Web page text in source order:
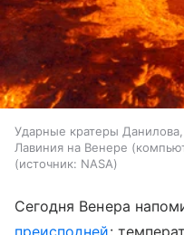
Ударные кратеры
Лавиния на Венере
источник: NASA
Сегодня Венера
преисподней: